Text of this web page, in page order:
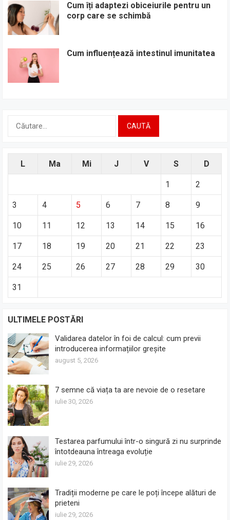
Cum îți adaptezi obiceiurile pentru un
corp care se schimbă
Cum influențează intestinul imunitatea
L Ma Mi J V S D
1 2
3 4 5 6 7 8 9
10 11 12 13 14 15 16
17 18 19 20 21 22 23
24 25 26 27 28 29 30
31
ULTIMELE POSTĂRI
Validarea datelor în foi de calcul: cum previi
introducerea informațiilor greșite
august 5, 2026
7 semne că viața ta are nevoie de o resetare
iulie 30, 2026
Testarea parfumului într-o singură zi nu surprinde
întotdeauna întreaga evoluție
iulie 29, 2026
Tradiții moderne pe care le poți începe alături de
prieteni
iulie 29, 2026